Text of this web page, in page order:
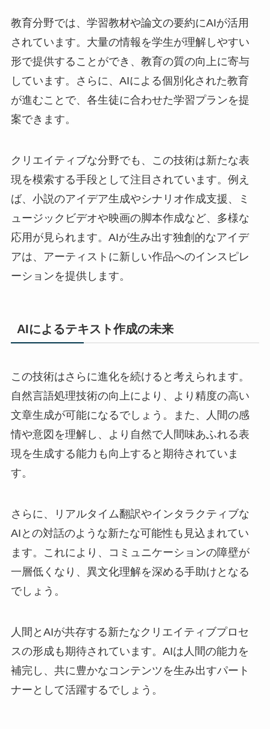
教育分野では、学習教材や論文の要約にAIが活用
されています。大量の情報を学生が理解しやすい
形で提供することができ、教育の質の向上に寄与
しています。さらに、AIによる個別化された教育
が進むことで、各生徒に合わせた学習プランを提
案できます。
クリエイティブな分野でも、この技術は新たな表
現を模索する手段として注目されています。例え
ば、小説のアイデア生成やシナリオ作成支援、ミ
ュージックビデオや映画の脚本作成など、多様な
応用が見られます。AIが生み出す独創的なアイデ
アは、アーティストに新しい作品へのインスピレ
ーションを提供します。
AIによるテキスト作成の未来
この技術はさらに進化を続けると考えられます。
自然言語処理技術の向上により、より精度の高い
文章生成が可能になるでしょう。また、人間の感
情や意図を理解し、より自然で人間味あふれる表
現を生成する能力も向上すると期待されていま
す。
さらに、リアルタイム翻訳やインタラクティブな
AIとの対話のような新たな可能性も見込まれてい
ます。これにより、コミュニケーションの障壁が
一層低くなり、異文化理解を深める手助けとなる
でしょう。
人間とAIが共存する新たなクリエイティブプロセ
スの形成も期待されています。AIは人間の能力を
補完し、共に豊かなコンテンツを生み出すパート
ナーとして活躍するでしょう。